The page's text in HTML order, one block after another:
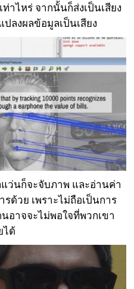
าไหร่ จากนั้นก็ส่งเป็นเสียง
ลงผลข้อมูลเป็นเสียง
ว่นก็จะจับภาพ และอ่านค่า
ด้วย เพราะไม่ถือเป็นการ
อาจจะไม่พอใจที่พวกเขา
ได้